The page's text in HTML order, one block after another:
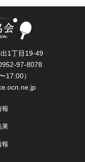
1丁目19-49
97-8078
17:00）
報
果
報